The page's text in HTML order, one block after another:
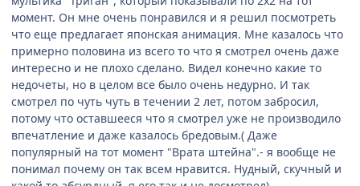
момент. Он мне очень понравился и я решил посмотреть
что еще предлагает японская анимация. Мне казалось что
примерно половина из всего то что я смотрел очень даже
интересно и не плохо сделано. Видел конечно какие то
недочеты, но в целом все было очень недурно. И так
смотрел по чуть чуть в течении 2 лет, потом забросил,
потому что оставшееся что я смотрел уже не производило
впечатление и даже казалось бредовым.( Даже
популярный на тот момент "Врата штейна".- я вообще не
понимал почему он так всем нравится. Нудный, скучный и